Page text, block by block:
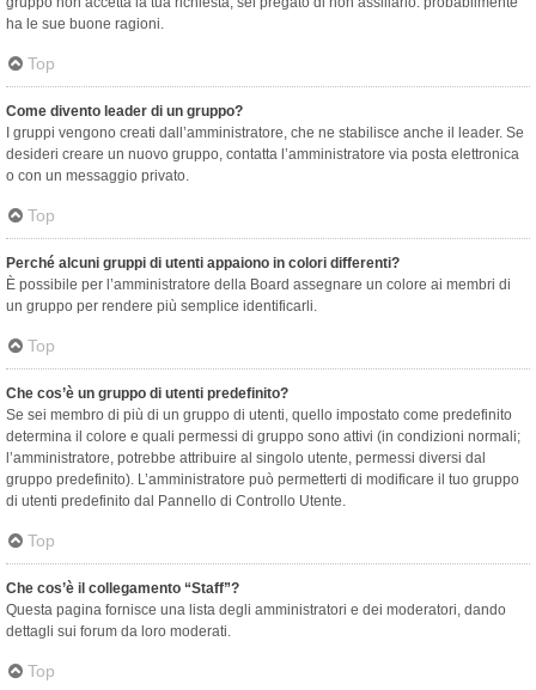
ha le sue buone ragioni.
Top
Come divento leader di un gruppo?
I gruppi vengono creati dall’amministratore, che ne stabilisce anche il leader. Se
desideri creare un nuovo gruppo, contatta l’amministratore via posta elettronica
o con un messaggio privato.
Top
Perché alcuni gruppi di utenti appaiono in colori differenti?
È possibile per l’amministratore della Board assegnare un colore ai membri di
un gruppo per rendere più semplice identificarli.
Top
Che cos’è un gruppo di utenti predefinito?
Se sei membro di più di un gruppo di utenti, quello impostato come predefinito
determina il colore e quali permessi di gruppo sono attivi (in condizioni normali;
l’amministratore, potrebbe attribuire al singolo utente, permessi diversi dal
gruppo predefinito). L’amministratore può permetterti di modificare il tuo gruppo
di utenti predefinito dal Pannello di Controllo Utente.
Top
Che cos’è il collegamento “Staff”?
Questa pagina fornisce una lista degli amministratori e dei moderatori, dando
dettagli sui forum da loro moderati.
Top